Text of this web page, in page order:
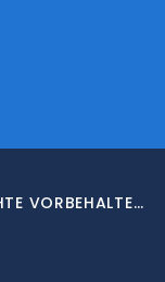
© 2026 EVERHOME GMBH · ALLE RECHTE VORBEHALTEN